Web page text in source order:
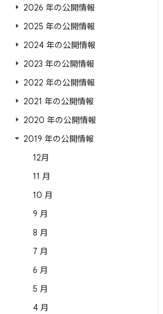
2026 年の公開情報
2025 年の公開情報
2024 年の公開情報
2023 年の公開情報
2022 年の公開情報
2021 年の公開情報
2020 年の公開情報
2019 年の公開情報
12月
11 月
10 月
9 月
8 月
7 月
6 月
5 月
4 月